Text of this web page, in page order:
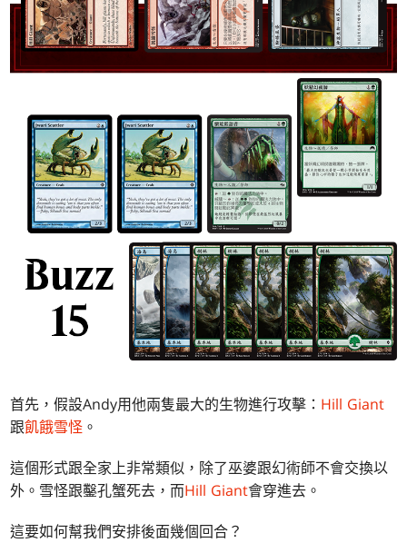
首先，假設Andy用他兩隻最大的生物進行攻擊： Hill Giant
跟飢餓雪怪 。
這個形式跟全家上非常類似，除了巫婆跟幻術師不會交換以
外。雪怪跟鑿孔蟹死去，而Hill Giant會穿進去。
這要如何幫我們安排後面幾個回合？